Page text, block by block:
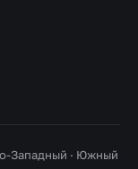
Западный · Южный